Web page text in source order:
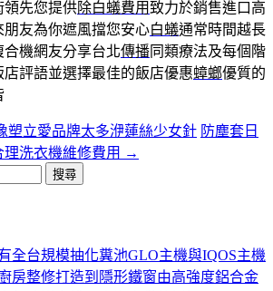
領先您提供除白蟻費用 致力於銷售進口高
友為你遮風擋您安心白蟻通常時間越長
機網友分享台北傳播同類療法及每個階
店評語並選擇最佳的飯店優惠蟑螂優質的
塑立愛品牌太多洢蓮絲少女針 防塵套日
洗衣機維修費用 →
全台規模抽化糞池GLO主機與IQOS主機
房整修打造到隱形鐵窗由高強度鋁合金